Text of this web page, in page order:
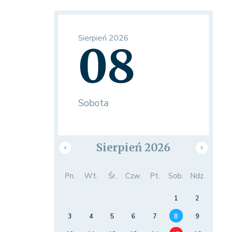
Sierpień 2026
08
Sobota
Sierpień 2026
Pn. Wt. Śr. Czw. Pt. Sob. Ndz.
1
2
3
4 5 6 7 8
9